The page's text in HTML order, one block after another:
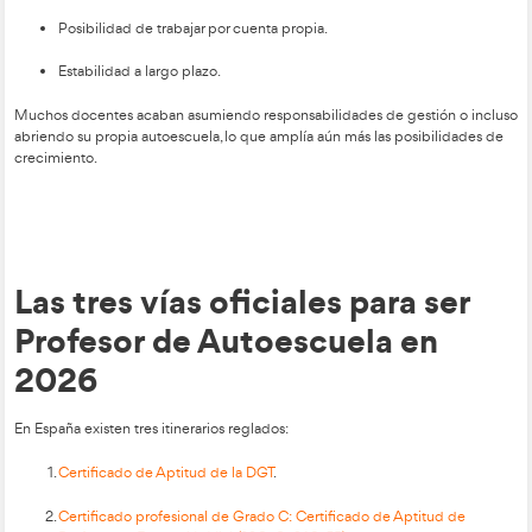
La Formación Profesional ha iniciado una transformación
sistema de habilitación:
Profesor de Autoescuelasigue activa, pero hay
desaparecerá pronto.
El
Grado Superior de Técnico Superior en Formación
Segura y Sosteniblegana protagonismo cada año.
hecho, se espera que a medio plazo la vía preferente sea la
la cualificación estándar del sector.